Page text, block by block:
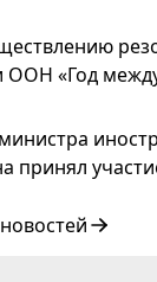
ООН «Год
принял
«Центральная